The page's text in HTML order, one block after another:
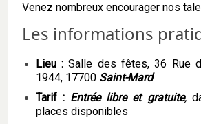
Venez nombreux encourager nos
Les informations
Lieu :Salle des fêtes, 36 Rue
1944, 17700 Saint-Mard
Tarif : Entrée libre et gratuite,
places disponibles